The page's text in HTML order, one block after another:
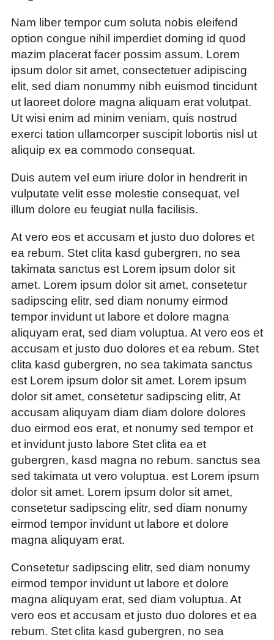
Nam liber tempor cum soluta nobis eleifend
option congue nihil imperdiet doming id quod
mazim placerat facer possim assum. Lorem
ipsum dolor sit amet, consectetuer adipiscing
elit, sed diam nonummy nibh euismod tincidunt
ut laoreet dolore magna aliquam erat volutpat.
Ut wisi enim ad minim veniam, quis nostrud
exerci tation ullamcorper suscipit lobortis nisl ut
aliquip ex ea commodo consequat.
Duis autem vel eum iriure dolor in hendrerit in
vulputate velit esse molestie consequat, vel
illum dolore eu feugiat nulla facilisis.
At vero eos et accusam et justo duo dolores et
ea rebum. Stet clita kasd gubergren, no sea
takimata sanctus est Lorem ipsum dolor sit
amet. Lorem ipsum dolor sit amet, consetetur
sadipscing elitr, sed diam nonumy eirmod
tempor invidunt ut labore et dolore magna
aliquyam erat, sed diam voluptua. At vero eos et
accusam et justo duo dolores et ea rebum. Stet
clita kasd gubergren, no sea takimata sanctus
est Lorem ipsum dolor sit amet. Lorem ipsum
dolor sit amet, consetetur sadipscing elitr, At
accusam aliquyam diam diam dolore dolores
duo eirmod eos erat, et nonumy sed tempor et
et invidunt justo labore Stet clita ea et
gubergren, kasd magna no rebum. sanctus sea
sed takimata ut vero voluptua. est Lorem ipsum
dolor sit amet. Lorem ipsum dolor sit amet,
consetetur sadipscing elitr, sed diam nonumy
eirmod tempor invidunt ut labore et dolore
magna aliquyam erat.
Consetetur sadipscing elitr, sed diam nonumy
eirmod tempor invidunt ut labore et dolore
magna aliquyam erat, sed diam voluptua. At
vero eos et accusam et justo duo dolores et ea
rebum. Stet clita kasd gubergren, no sea